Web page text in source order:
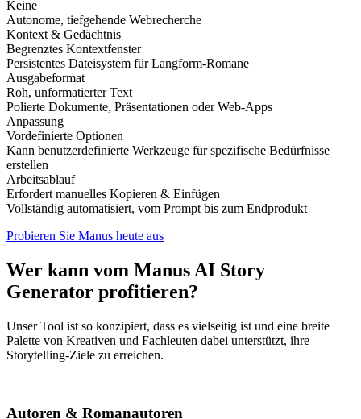
Keine
Autonome, tiefgehende Webrecherche
Kontext & Gedächtnis
Begrenztes Kontextfenster
Persistentes Dateisystem für Langform-Romane
Ausgabeformat
Roh, unformatierter Text
Polierte Dokumente, Präsentationen oder Web-Apps
Anpassung
Vordefinierte Optionen
Kann benutzerdefinierte Werkzeuge für spezifische Bedürfnisse
erstellen
Arbeitsablauf
Erfordert manuelles Kopieren & Einfügen
Vollständig automatisiert, vom Prompt bis zum Endprodukt
Probieren Sie Manus heute aus
Wer kann vom Manus AI Story
Generator profitieren?
Unser Tool ist so konzipiert, dass es vielseitig ist und eine breite
Palette von Kreativen und Fachleuten dabei unterstützt, ihre
Storytelling-Ziele zu erreichen.
Autoren & Romanautoren